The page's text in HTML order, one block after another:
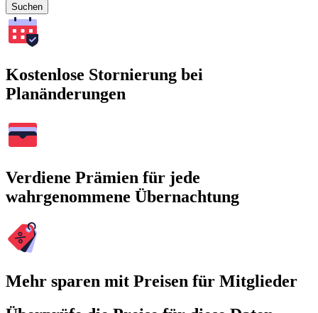
Suchen
Kostenlose Stornierung bei
Planänderungen
Verdiene Prämien für jede
wahrgenommene Übernachtung
Mehr sparen mit Preisen für Mitglieder